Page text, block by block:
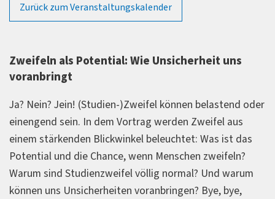
Zurück zum Veranstaltungskalender
Zweifeln als Potential: Wie Unsicherheit uns
voranbringt
Ja? Nein? Jein! (Studien-)Zweifel können belastend oder
einengend sein. In dem Vortrag werden Zweifel aus
einem stärkenden Blickwinkel beleuchtet: Was ist das
Potential und die Chance, wenn Menschen zweifeln?
Warum sind Studienzweifel völlig normal? Und warum
können uns Unsicherheiten voranbringen? Bye, bye,